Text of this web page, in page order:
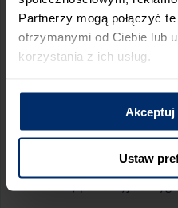
Partnerzy mogą połączyć
otrzymanymi od Ciebie lub
korzystania z ich usług.
Akceptuj
Ustaw